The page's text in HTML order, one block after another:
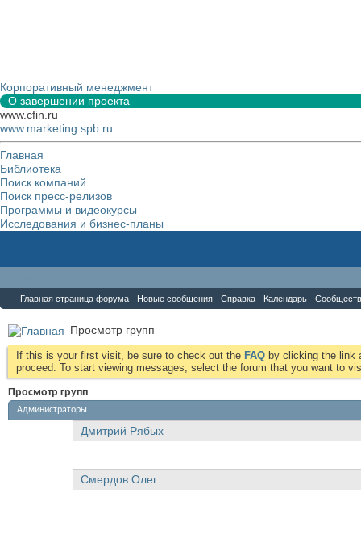
Корпоративный менеджмент
О завершении проекта
www.cfin.ru
www.marketing.spb.ru
Главная
Библиотека
Поиск компаний
Поиск пресс-релизов
Программы и видеокурсы
Исследования и бизнес-планы
Главная страница форума Новые сообщения Справка Календарь
Просмотр групп
If this is your first visit, be sure to check out the FAQ by clicking the link
proceed. To start viewing messages, select the forum that you want to
Просмотр групп
Администраторы
Дмитрий Рябых
Смердов Олег